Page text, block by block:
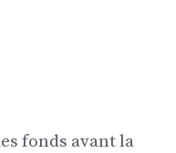
fonds avant la